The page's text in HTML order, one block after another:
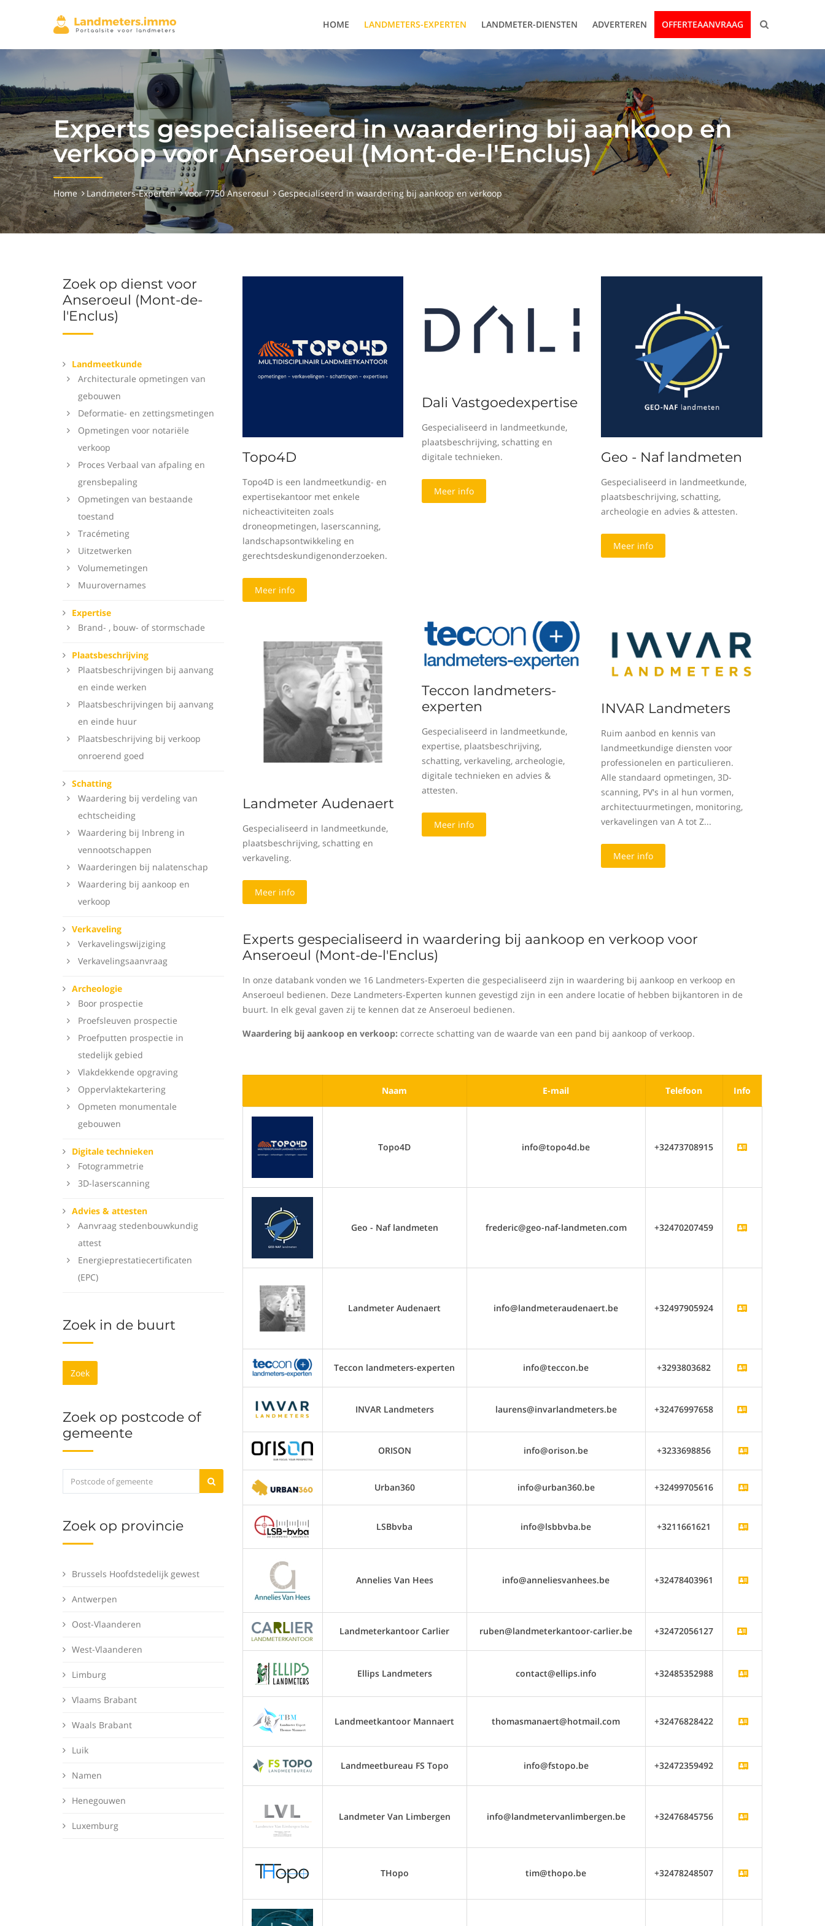
HOME LANDMETERS-EXPERTEN LANDMETER-DIENSTEN ADVERTEREN OFFERTEAANVRAAG
Experts gespecialiseerd in waardering bij aankoop en
verkoop voor Anseroeul (Mont-de-l'Enclus)
Home Landmeters-Experten voor 7750 Anseroeul Gespecialiseerd in waardering bij aankoop en verkoop
Zoek op dienst voor
Anseroeul (Mont-de-
l'Enclus)
Landmeetkunde
Architecturale opmetingen van
gebouwen
Deformatie- en zettingsmetingen
Opmetingen voor notariële
verkoop
Proces Verbaal van afpaling en
grensbepaling
Opmetingen van bestaande
toestand
Tracémeting
Uitzetwerken
Volumemetingen
Muurovernames
Expertise
Brand- , bouw- of stormschade
Plaatsbeschrijving
Plaatsbeschrijvingen bij aanvang
en einde werken
Plaatsbeschrijvingen bij aanvang
en einde huur
Plaatsbeschrijving bij verkoop
onroerend goed
Schatting
Waardering bij verdeling van
echtscheiding
Waardering bij Inbreng in
vennootschappen
Waarderingen bij nalatenschap
Waardering bij aankoop en
verkoop
Verkaveling
Verkavelingswijziging
Verkavelingsaanvraag
Archeologie
Boor prospectie
Proefsleuven prospectie
Proefputten prospectie in
stedelijk gebied
Vlakdekkende opgraving
Oppervlaktekartering
Opmeten monumentale
gebouwen
Digitale technieken
Fotogrammetrie
3D-laserscanning
Advies & attesten
Aanvraag stedenbouwkundig
attest
Energieprestatiecertificaten
(EPC)
Zoek in de buurt
Zoek
Zoek op postcode of
gemeente
Zoek op provincie
Brussels Hoofdstedelijk gewest
Antwerpen
Oost-Vlaanderen
West-Vlaanderen
Limburg
Vlaams Brabant
Waals Brabant
Luik
Namen
Henegouwen
Luxemburg
Topo4D
Topo4D is een landmeetkundig- en
expertisekantoor met enkele
nicheactiviteiten zoals
droneopmetingen, laserscanning,
landschapsontwikkeling en
gerechtsdeskundigenonderzoeken.
Meer info
Dali Vastgoedexpertise
Gespecialiseerd in landmeetkunde,
plaatsbeschrijving, schatting en
digitale technieken.
Meer info
Geo - Naf landmeten
Gespecialiseerd in landmeetkunde,
plaatsbeschrijving, schatting,
archeologie en advies & attesten.
Meer info
Landmeter Audenaert
Gespecialiseerd in landmeetkunde,
plaatsbeschrijving, schatting en
verkaveling.
Meer info
Teccon landmeters-
experten
Gespecialiseerd in landmeetkunde,
expertise, plaatsbeschrijving,
schatting, verkaveling, archeologie,
digitale technieken en advies &
attesten.
Meer info
INVAR Landmeters
Ruim aanbod en kennis van
landmeetkundige diensten voor
professionelen en particulieren.
Alle standaard opmetingen, 3D-
scanning, PV's in al hun vormen,
architectuurmetingen, monitoring,
verkavelingen van A tot Z...
Meer info
Experts gespecialiseerd in waardering bij aankoop en verkoop voor
Anseroeul (Mont-de-l'Enclus)
In onze databank vonden we 16 Landmeters-Experten die gespecialiseerd zijn in waardering bij aankoop en verkoop en
Anseroeul bedienen. Deze Landmeters-Experten kunnen gevestigd zijn in een andere locatie of hebben bijkantoren in de
buurt. In elk geval gaven zij te kennen dat ze Anseroeul bedienen.
Waardering bij aankoop en verkoop: correcte schatting van de waarde van een pand bij aankoop of verkoop.
Naam E-mail Telefoon Info
Topo4D info@topo4d.be +32473708915
Geo - Naf landmeten frederic@geo-naf-landmeten.com +32470207459
Landmeter Audenaert info@landmeteraudenaert.be +32497905924
Teccon landmeters-experten info@teccon.be +3293803682
INVAR Landmeters laurens@invarlandmeters.be +32476997658
ORISON info@orison.be +3233698856
Urban360 info@urban360.be +32499705616
LSBbvba info@lsbbvba.be +3211661621
Annelies Van Hees info@anneliesvanhees.be +32478403961
Landmeterkantoor Carlier ruben@landmeterkantoor-carlier.be +32472056127
Ellips Landmeters contact@ellips.info +32485352988
Landmeetkantoor Mannaert thomasmanaert@hotmail.com +32476828422
Landmeetbureau FS Topo info@fstopo.be +32472359492
Landmeter Van Limbergen info@landmetervanlimbergen.be +32476845756
THopo tim@thopo.be +32478248507